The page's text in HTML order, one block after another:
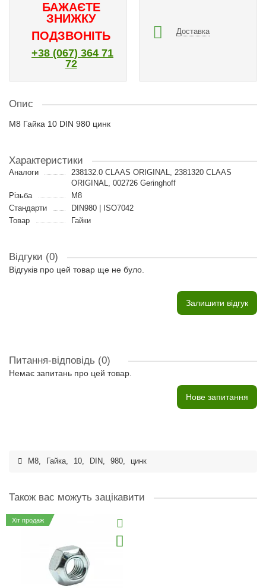
БАЖАЄТЕ
ЗНИЖКУ
ПОДЗВОНІТЬ
+38 (067) 364 71
72
Доставка
Опис
M8 Гайка 10 DIN 980 цинк
Характеристики
Аналоги
238132.0 CLAAS ORIGINAL, 2381320 CLAAS
ORIGINAL, 002726 Geringhoff
Різьба
M8
Стандарти
DIN980 | ISO7042
Товар
Гайки
Відгуки (0)
Відгуків про цей товар ще не було.
Залишити відгук
Питання-відповідь (0)
Немає запитань про цей товар.
Нове запитання
M8, Гайка, 10, DIN, 980, цинк
Також вас можуть зацікавити
Хіт продаж